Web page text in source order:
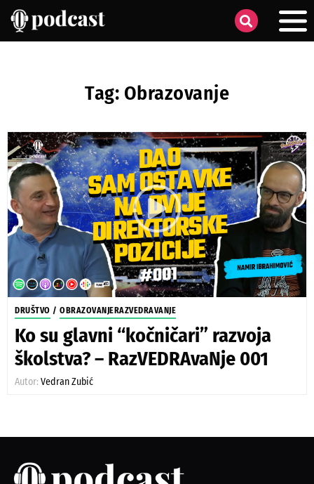
Tag: Obrazovanje
DRUŠTVO / OBRAZOVANJE RAZVEDRAVANJE
Ko su glavni “kočničari” razvoja
školstva? – RazVEDRAvaNje 001
Autor: Vedran Zubić